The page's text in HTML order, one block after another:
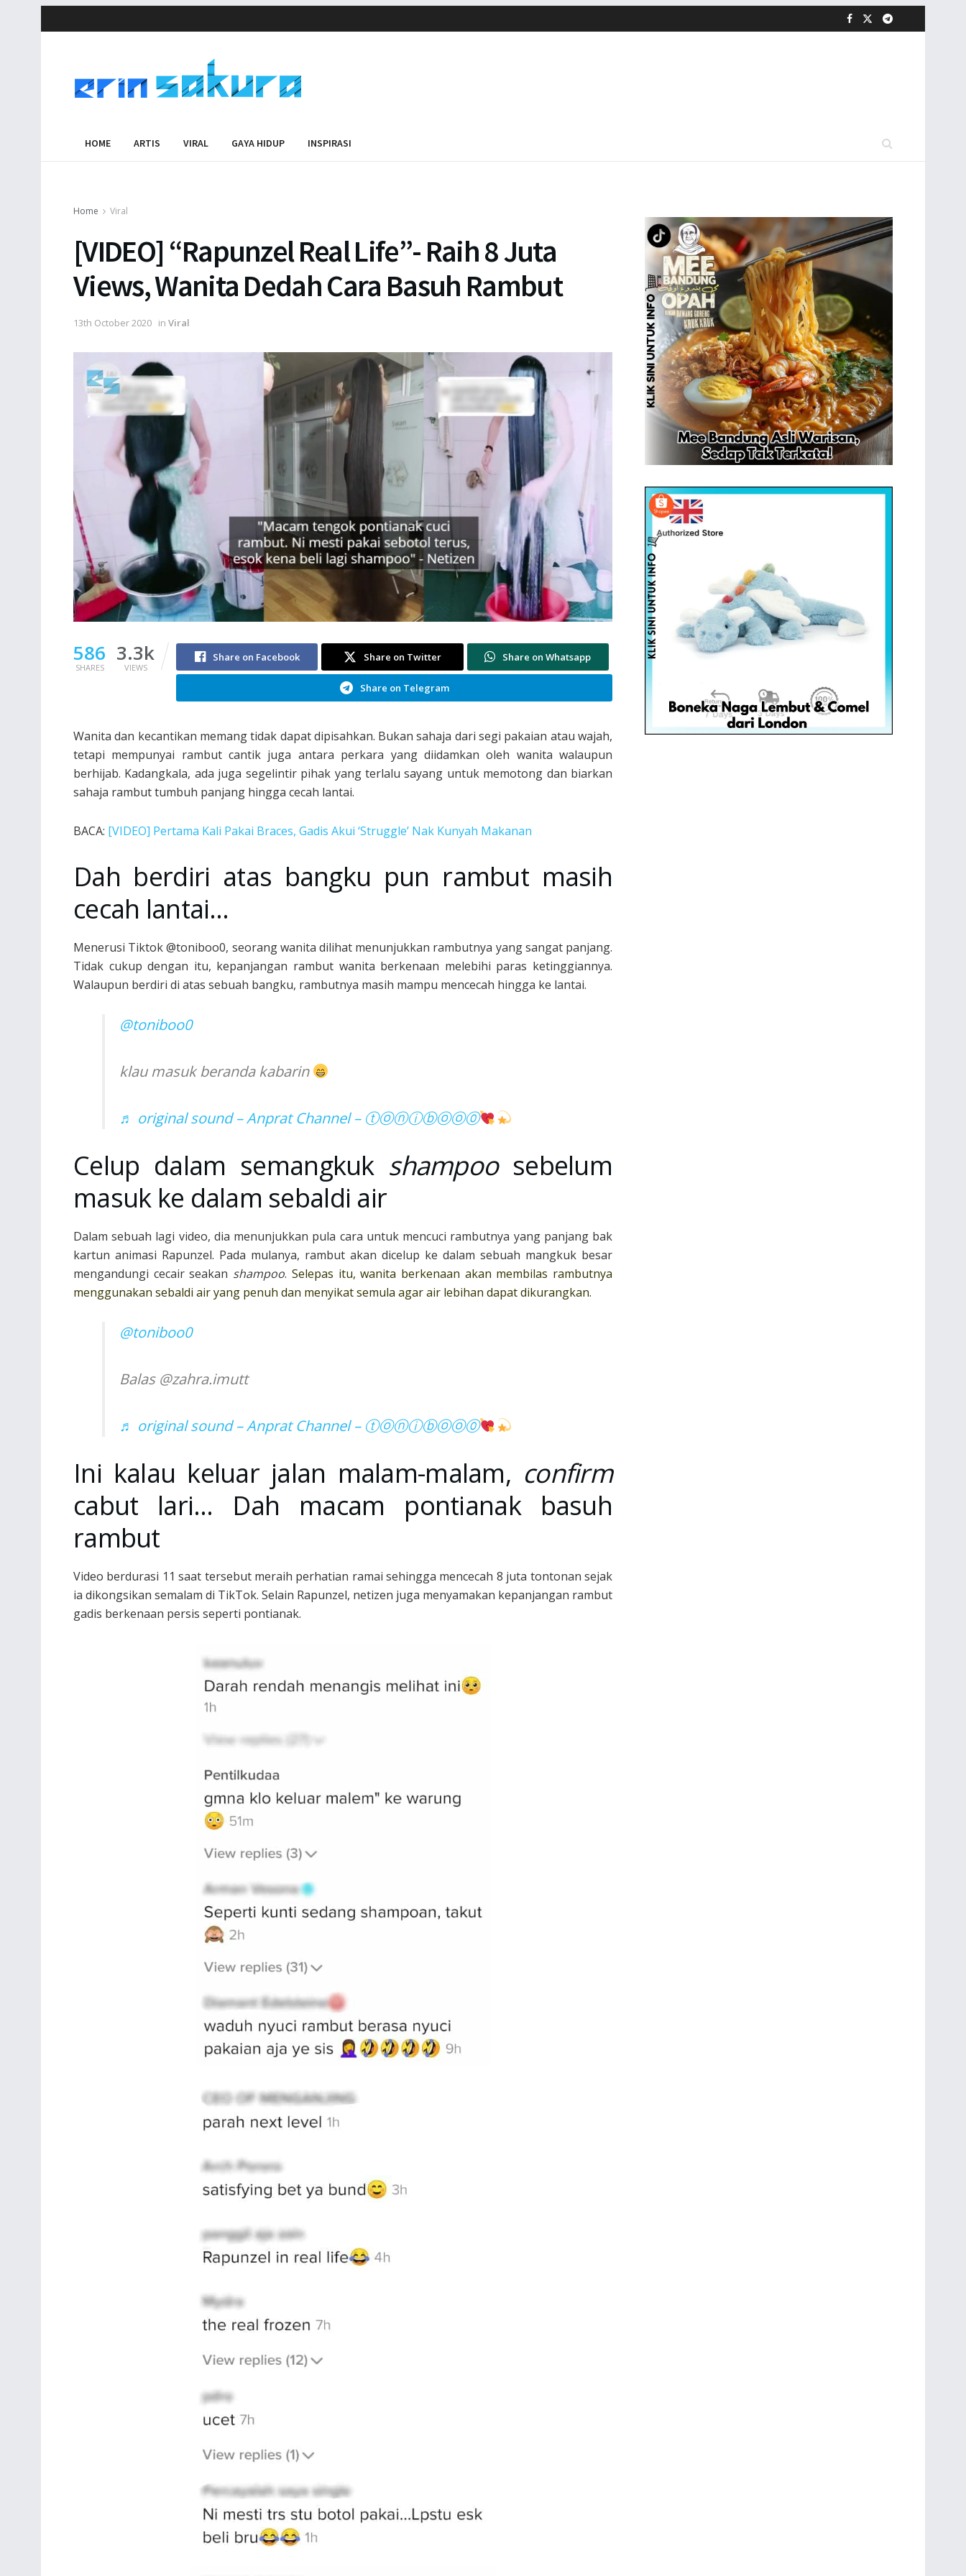
HOME ARTIS VIRAL GAYA HIDUP INSPIRASI
Home Viral
[VIDEO] “Rapunzel Real Life”- Raih 8 Juta
Views, Wanita Dedah Cara Basuh Rambut
13th October 2020 in Viral
586
SHARES
3.3k
VIEWS
Share on Facebook Share on Twitter Share on Whatsapp
Share on Telegram
Wanita dan kecantikan memang tidak dapat dipisahkan. Bukan sahaja dari segi pakaian atau wajah,
tetapi mempunyai rambut cantik juga antara perkara yang diidamkan oleh wanita walaupun
berhijab. Kadangkala, ada juga segelintir pihak yang terlalu sayang untuk memotong dan biarkan
sahaja rambut tumbuh panjang hingga cecah lantai.
BACA: [VIDEO] Pertama Kali Pakai Braces, Gadis Akui ‘Struggle’ Nak Kunyah Makanan
Dah berdiri atas bangku pun rambut masih
cecah lantai…
Menerusi Tiktok @toniboo0, seorang wanita dilihat menunjukkan rambutnya yang sangat panjang.
Tidak cukup dengan itu, kepanjangan rambut wanita berkenaan melebihi paras ketinggiannya.
Walaupun berdiri di atas sebuah bangku, rambutnya masih mampu mencecah hingga ke lantai.
@toniboo0
klau masuk beranda kabarin
♬ original sound – Anprat Channel – ⓣⓞⓝⓘⓑⓞⓞ⓪
Celup dalam semangkuk shampoosebelum
masuk ke dalam sebaldi air
Dalam sebuah lagi video, dia menunjukkan pula cara untuk mencuci rambutnya yang panjang bak
kartun animasi Rapunzel. Pada mulanya, rambut akan dicelup ke dalam sebuah mangkuk besar
mengandungi cecair seakan shampoo. Selepas itu, wanita berkenaan akan membilas rambutnya
menggunakan sebaldi air yang penuh dan menyikat semula agar air lebihan dapat dikurangkan.
@toniboo0
Balas @zahra.imutt
♬ original sound – Anprat Channel – ⓣⓞⓝⓘⓑⓞⓞ⓪
Ini kalau keluar jalan malam-malam, confirm
cabut lari… Dah macam pontianak basuh
rambut
Video berdurasi 11 saat tersebut meraih perhatian ramai sehingga mencecah 8 juta tontonan sejak
ia dikongsikan semalam di TikTok. Selain Rapunzel, netizen juga menyamakan kepanjangan rambut
gadis berkenaan persis seperti pontianak.